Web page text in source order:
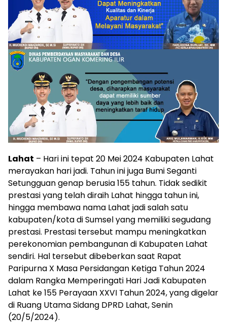
Lahat – Hari ini tepat 20 Mei 2024 Kabupaten Lahat
merayakan hari jadi. Tahun ini juga Bumi Seganti
Setungguan genap berusia 155 tahun. Tidak sedikit
prestasi yang telah diraih Lahat hingga tahun ini,
hingga membawa nama Lahat jadi salah satu
kabupaten/kota di Sumsel yang memiliki segudang
prestasi. Prestasi tersebut mampu meningkatkan
perekonomian pembangunan di Kabupaten Lahat
sendiri. Hal tersebut dibeberkan saat Rapat
Paripurna X Masa Persidangan Ketiga Tahun 2024
dalam Rangka Memperingati Hari Jadi Kabupaten
Lahat ke 155 Perayaan XXVI Tahun 2024, yang digelar
di Ruang Utama Sidang DPRD Lahat, Senin
(20/5/2024).